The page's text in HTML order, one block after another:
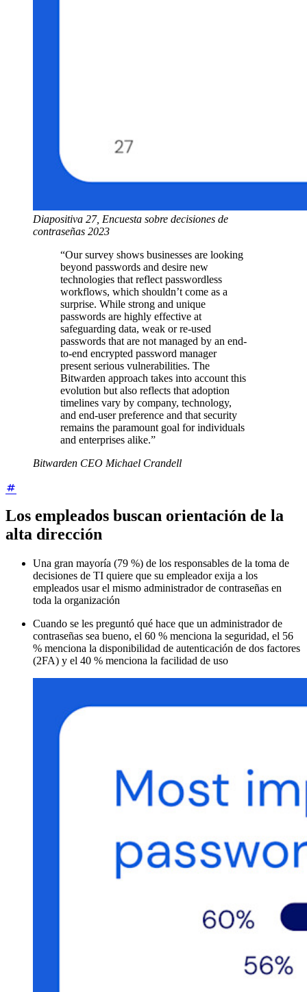
Diapositiva 27, Encuesta sobre decisiones de
contraseñas 2023
“Our survey shows businesses are looking
beyond passwords and desire new
technologies that reflect passwordless
workflows, which shouldn’t come as a
surprise. While strong and unique
passwords are highly effective at
safeguarding data, weak or re-used
passwords that are not managed by an end-
to-end encrypted password manager
present serious vulnerabilities. The
Bitwarden approach takes into account this
evolution but also reflects that adoption
timelines vary by company, technology,
and end-user preference and that security
remains the paramount goal for individuals
and enterprises alike.”
Bitwarden CEO Michael Crandell
Los empleados buscan orientación de la
alta dirección
Una gran mayoría (79 %) de los responsables de la toma de
decisiones de TI quiere que su empleador exija a los
empleados usar el mismo administrador de contraseñas en
toda la organización
Cuando se les preguntó qué hace que un administrador de
contraseñas sea bueno, el 60 % menciona la seguridad, el 56
% menciona la disponibilidad de autenticación de dos factores
(2FA) y el 40 % menciona la facilidad de uso